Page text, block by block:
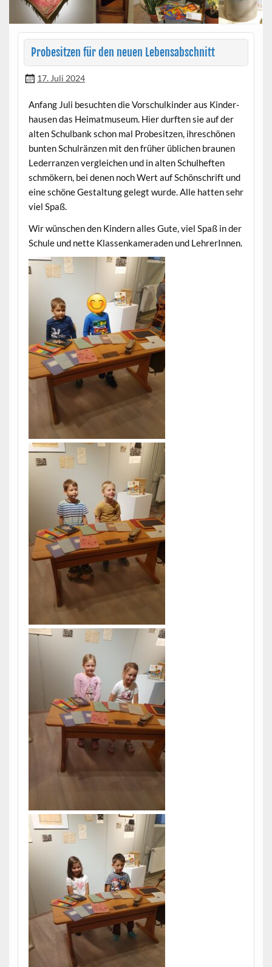
Probesitzen für den neuen Lebensabschnitt
17. Juli 2024
Anfang Juli besucht­en die Vorschulkinder aus Kinder­
hausen das Heimat­mu­se­um. Hier durften sie auf der
alten Schul­bank schon mal Probe­sitzen, ihreschö­nen
bun­ten Schul­ränzen mit den früher üblichen braunen
Led­er­ranzen ver­gle­ichen und in alten Schul­heften
schmök­ern, bei denen noch Wert auf Schön­schrift und
eine schöne Gestal­tung gelegt wurde. Alle hat­ten sehr
viel Spaß.
Wir wün­schen den Kindern alles Gute, viel Spaß in der
Schule und nette Klassenkam­er­aden und LehrerInnen.